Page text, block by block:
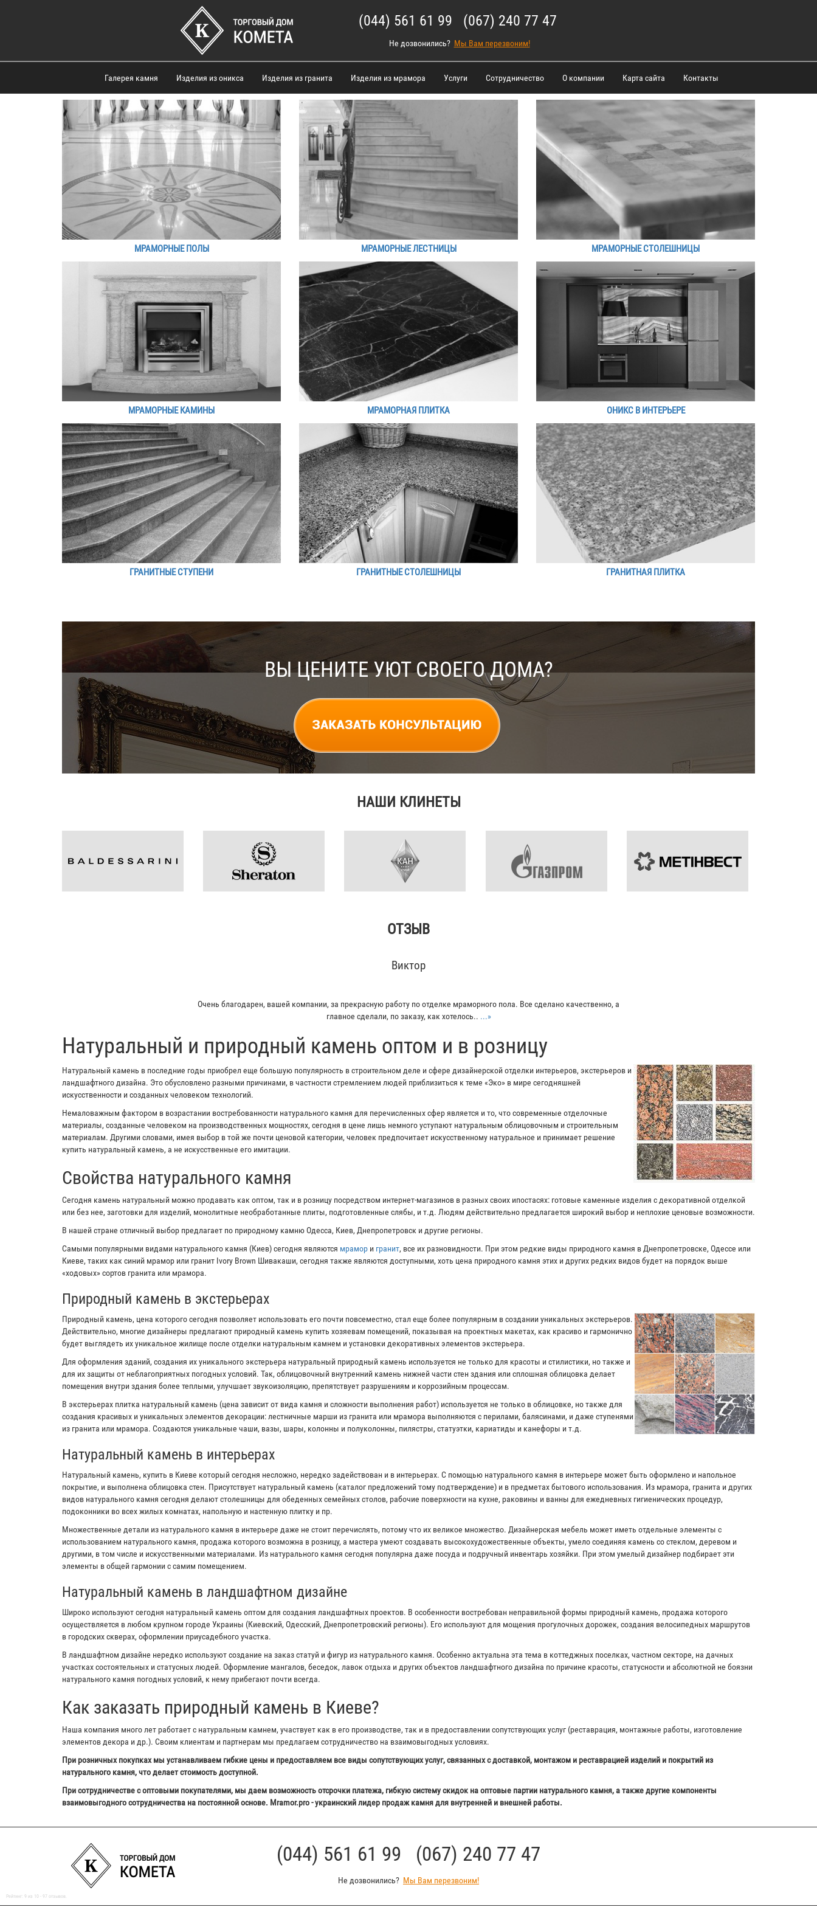
(044) 561 61 99 (067) 240 77 47
Не дозвонились? Мы Вам перезвоним!
Галерея камня Изделия из оникса Изделия из гранита Изделия из мрамора Услуги Сотрудничество О компании Карта сайта Контакты
МРАМОРНЫЕ ПОЛЫ МРАМОРНЫЕ ЛЕСТНИЦЫ МРАМОРНЫЕ СТОЛЕШНИЦЫ
МРАМОРНЫЕ КАМИНЫ МРАМОРНАЯ ПЛИТКА ОНИКС В ИНТЕРЬЕРЕ
ГРАНИТНЫЕ СТУПЕНИ ГРАНИТНЫЕ СТОЛЕШНИЦЫ ГРАНИТНАЯ ПЛИТКА
ВЫ ЦЕНИТЕ УЮТ СВОЕГО ДОМА?
НАШИ КЛИНЕТЫ
ОТЗЫВ
Виктор
Очень благодарен, вашей компании, за прекрасную работу по отделке мраморного пола. Все сделано качественно, а
главное сделали, по заказу, как хотелось.. ...»
​Натуральный и природный камень оптом и в розницу
Натуральный камень в последние годы приобрел еще большую популярность в строительном деле и сфере дизайнерской отделки интерьеров, экстерьеров и
ландшафтного дизайна. Это обусловлено разными причинами, в частности стремлением людей приблизиться к теме «Эко» в мире сегодняшней
искусственности и созданных человеком технологий.
Немаловажным фактором в возрастании востребованности натурального камня для перечисленных сфер является и то, что современные отделочные
материалы, созданные человеком на производственных мощностях, сегодня в цене лишь немного уступают натуральным облицовочным и строительным
материалам. Другими словами, имея выбор в той же почти ценовой категории, человек предпочитает искусственному натуральное и принимает решение
купить натуральный камень, а не искусственные его имитации.
Свойства натурального камня
Сегодня камень натуральный можно продавать как оптом, так и в розницу посредством интернет-магазинов в разных своих ипостасях: готовые каменные изделия с декоративной отделкой
или без нее, заготовки для изделий, монолитные необработанные плиты, подготовленные слябы, и т.д. Людям действительно предлагается широкий выбор и неплохие ценовые возможности.
В нашей стране отличный выбор предлагает по природному камню Одесса, Киев, Днепропетровск и другие регионы.
Самыми популярными видами натурального камня (Киев) сегодня являются мрамор и гранит, все их разновидности. При этом редкие виды природного камня в Днепропетровске, Одессе или
Киеве, таких как синий мрамор или гранит Ivory Brown Шивакаши, сегодня также являются доступными, хоть цена природного камня этих и других редких видов будет на порядок выше
«ходовых» сортов гранита или мрамора.
Природный камень в экстерьерах
Природный камень, цена которого сегодня позволяет использовать его почти повсеместно, стал еще более популярным в создании уникальных экстерьеров.
Действительно, многие дизайнеры предлагают природный камень купить хозяевам помещений, показывая на проектных макетах, как красиво и гармонично
будет выглядеть их уникальное жилище после отделки натуральным камнем и установки декоративных элементов экстерьера.
Для оформления зданий, создания их уникального экстерьера натуральный природный камень используется не только для красоты и стилистики, но также и
для их защиты от неблагоприятных погодных условий. Так, облицовочный внутренний камень нижней части стен здания или сплошная облицовка делает
помещения внутри здания более теплыми, улучшает звукоизоляцию, препятствует разрушениям и коррозийным процессам.
В экстерьерах плитка натуральный камень (цена зависит от вида камня и сложности выполнения работ) используется не только в облицовке, но также для
создания красивых и уникальных элементов декорации: лестничные марши из гранита или мрамора выполняются с перилами, балясинами, и даже ступенями
из гранита или мрамора. Создаются уникальные чаши, вазы, шары, колонны и полуколонны, пилястры, статуэтки, кариатиды и канефоры и т.д.
Натуральный камень в интерьерах
Натуральный камень, купить в Киеве который сегодня несложно, нередко задействован и в интерьерах. С помощью натурального камня в интерьере может быть оформлено и напольное
покрытие, и выполнена облицовка стен. Присутствует натуральный камень (каталог предложений тому подтверждение) и в предметах бытового использования. Из мрамора, гранита и других
видов натурального камня сегодня делают столешницы для обеденных семейных столов, рабочие поверхности на кухне, раковины и ванны для ежедневных гигиенических процедур,
подоконники во всех жилых комнатах, напольную и настенную плитку и пр.
Множественные детали из натурального камня в интерьере даже не стоит перечислять, потому что их великое множество. Дизайнерская мебель может иметь отдельные элементы с
использованием натурального камня, продажа которого возможна в розницу, а мастера умеют создавать высокохудожественные объекты, умело соединяя камень со стеклом, деревом и
другими, в том числе и искусственными материалами. Из натурального камня сегодня популярна даже посуда и подручный инвентарь хозяйки. При этом умелый дизайнер подбирает эти
элементы в общей гармонии с самим помещением.
Натуральный камень в ландшафтном дизайне
Широко используют сегодня натуральный камень оптом для создания ландшафтных проектов. В особенности востребован неправильной формы природный камень, продажа которого
осуществляется в любом крупном городе Украины (Киевский, Одесский, Днепропетровский регионы). Его используют для мощения прогулочных дорожек, создания велосипедных маршрутов
в городских скверах, оформлении приусадебного участка.
В ландшафтном дизайне нередко используют создание на заказ статуй и фигур из натурального камня. Особенно актуальна эта тема в коттеджных поселках, частном секторе, на дачных
участках состоятельных и статусных людей. Оформление мангалов, беседок, лавок отдыха и других объектов ландшафтного дизайна по причине красоты, статусности и абсолютной не боязни
натурального камня погодных условий, к нему прибегают почти всегда.
Как заказать природный камень в Киеве?
Наша компания много лет работает с натуральным камнем, участвует как в его производстве, так и в предоставлении сопутствующих услуг (реставрация, монтажные работы, изготовление
элементов декора и др.). Своим клиентам и партнерам мы предлагаем сотрудничество на взаимовыгодных условиях.
При розничных покупках мы устанавливаем гибкие цены и предоставляем все виды сопутствующих услуг, связанных с доставкой, монтажом и реставрацией изделий и покрытий из
натурального камня, что делает стоимость доступной.
При сотрудничестве с оптовыми покупателями, мы даем возможность отсрочки платежа, гибкую систему скидок на оптовые партии натурального камня, а также другие компоненты
взаимовыгодного сотрудничества на постоянной основе. Mramor.pro - украинский лидер продаж камня для внутренней и внешней работы.
(044) 561 61 99 (067) 240 77 47
Не дозвонились? Мы Вам перезвоним!
Рейтинг: 9 из 10 97 отзывов.